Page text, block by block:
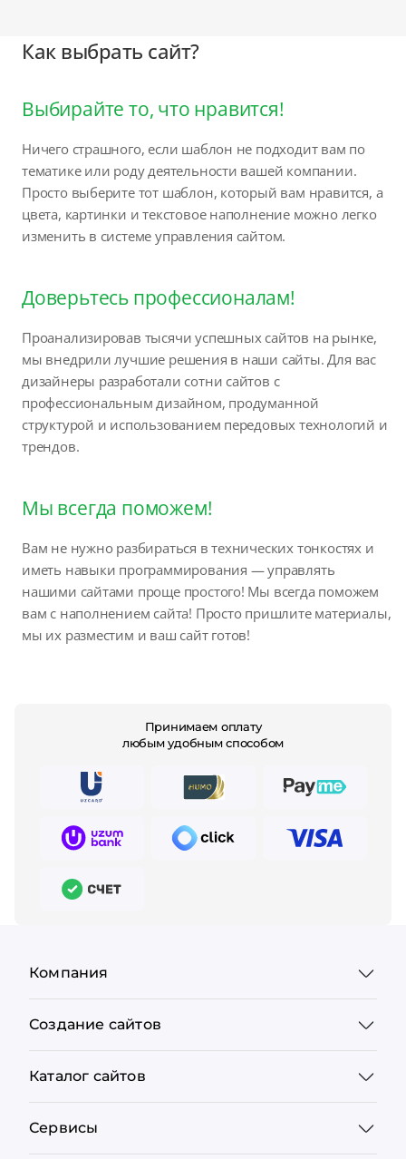
Как выбрать сайт?
Выбирайте то, что нравится!
Ничего страшного, если шаблон не подходит вам по
тематике или роду деятельности вашей компании.
Просто выберите тот шаблон, который вам нравится, а
цвета, картинки и текстовое наполнение можно легко
изменить в системе управления сайтом.
Доверьтесь профессионалам!
Проанализировав тысячи успешных сайтов на рынке,
мы внедрили лучшие решения в наши сайты. Для вас
дизайнеры разработали сотни сайтов с
профессиональным дизайном, продуманной
структурой и использованием передовых технологий и
трендов.
Мы всегда поможем!
Вам не нужно разбираться в технических тонкостях и
иметь навыки программирования — управлять
нашими сайтами проще простого! Мы всегда поможем
вам с наполнением сайта! Просто пришлите материалы,
мы их разместим и ваш сайт готов!
Принимаем оплату
любым удобным способом
Компания
Создание сайтов
Каталог сайтов
Сервисы